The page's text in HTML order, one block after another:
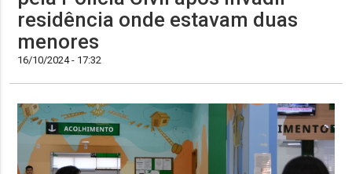
residência onde estavam duas
menores
16/10/2024 - 17:32